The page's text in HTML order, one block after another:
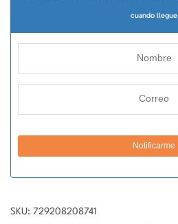
cuando llegue
SKU: 729208208741